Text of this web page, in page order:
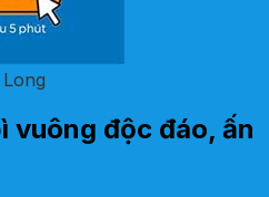
vuông độc đáo, ấn